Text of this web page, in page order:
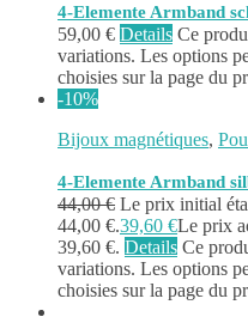
4-Elemente Armband
59,00 € Details Ce
variations. Les options
choisies sur la page du
-10%
Bijoux magnétiques,
4-Elemente Armband
44,00€ Le prix initial
44,00 €.39,60 €Le prix
39,60 €. Details Ce
variations. Les options
choisies sur la page du